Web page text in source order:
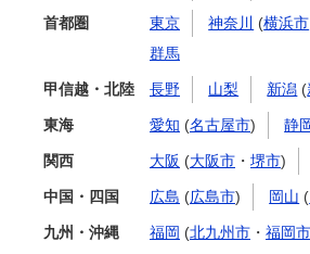
首都圏 東京 神奈川 (横浜市
群馬
甲信越・北陸 長野 山梨 新潟 (
東海 愛知 (名古屋市) 静
関西 大阪 (大阪市 ・ 堺市)
中国・四国 広島 (広島市) 岡山 (
九州・沖縄 福岡 (北九州市 ・ 福岡市